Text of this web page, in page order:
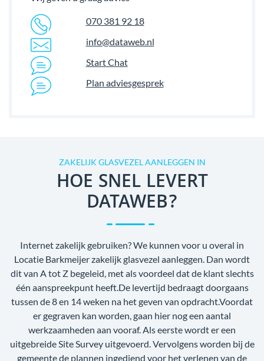
070 381 92 18
info@dataweb.nl
Start Chat
Plan adviesgesprek
ZAKELIJK GLASVEZEL AANLEGGEN IN
HOE SNEL LEVERT
DATAWEB?
Internet zakelijk gebruiken? We kunnen voor u overal in
Locatie Barkmeijer zakelijk glasvezel aanleggen. Dan wordt
dit van A tot Z begeleid, met als voordeel dat de klant slechts
één aanspreekpunt heeft.De levertijd bedraagt doorgaans
tussen de 8 en 14 weken na het geven van opdracht.Voordat
er gegraven kan worden, gaan hier nog een aantal
werkzaamheden aan vooraf. Als eerste wordt er een
uitgebreide Site Survey uitgevoerd. Vervolgens worden bij de
gemeente de plannen ingediend voor het verlenen van de